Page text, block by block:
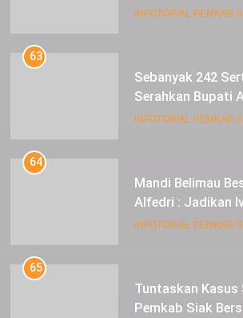
Meningkat
INFOTORIAL PEMKAB
63
Sebanyak 242
Serahkan Bupati
Masyarakat
INFOTORIAL PEMKAB
64
Mandi Belimau
Alfedri : Jadikan
tahunan di
INFOTORIAL PEMKAB
65
Tuntaskan
Pemkab Siak